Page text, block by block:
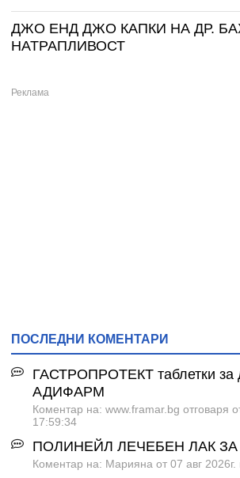
ДЖО ЕНД ДЖО КАПКИ НА ДР.
НАТРАПЛИВОСТ
ПОСЛЕДНИ КОМЕНТАРИ
ГАСТРОПРОТЕКТ таблетки за
АДИФАРМ
Коментар на: www.framar.bg отговаря
17:59:34
ПОЛИНЕЙЛ ЛЕЧЕБЕН ЛАК ЗА
Коментар на: Марияна от 07 авг 2026г.